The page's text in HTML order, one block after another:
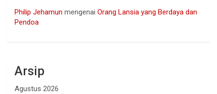
Philip Jehamun mengenai Orang Lansia yang Berdaya dan
Pendoa
Arsip
Agustus 2026